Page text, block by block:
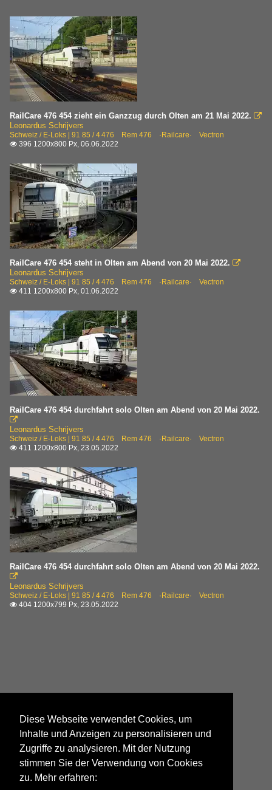
RailCare 476 454 zieht ein Ganzzug durch Olten am 21 Mai 2022. 
Leonardus Schrijvers
Schweiz / E-Loks | 91 85 / 4 476 Rem 476 ·Railcare· Vectron
 396 1200x800 Px, 06.06.2022
RailCare 476 454 steht in Olten am Abend von 20 Mai 2022. 
Leonardus Schrijvers
Schweiz / E-Loks | 91 85 / 4 476 Rem 476 ·Railcare· Vectron
 411 1200x800 Px, 01.06.2022
RailCare 476 454 durchfahrt solo Olten am Abend von 20 Mai 2022.

Leonardus Schrijvers
Schweiz / E-Loks | 91 85 / 4 476 Rem 476 ·Railcare· Vectron
 411 1200x800 Px, 23.05.2022
RailCare 476 454 durchfahrt solo Olten am Abend von 20 Mai 2022.

Leonardus Schrijvers
Schweiz / E-Loks | 91 85 / 4 476 Rem 476 ·Railcare· Vectron
 404 1200x799 Px, 23.05.2022
Diese Webseite verwendet Cookies, um
Inhalte und Anzeigen zu personalisieren und
Zugriffe zu analysieren. Mit der Nutzung
stimmen Sie der Verwendung von Cookies
zu. Mehr erfahren: